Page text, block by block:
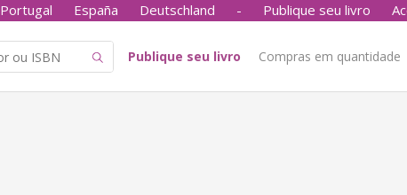
Portugal España Deutschland - Publique seu livro
Publique seu livro Compras em quantidade